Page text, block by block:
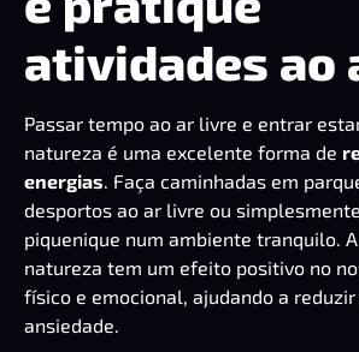
atividades ao
Passar tempo ao ar livre e entrar
natureza é uma excelente forma de
energias. Faça caminhadas em
desportos ao ar livre ou
piquenique num ambiente tranquilo.
natureza tem um efeito positivo no
físico e emocional, ajudando a
ansiedade.